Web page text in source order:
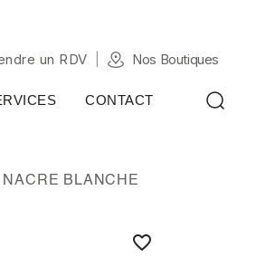
un RDV Nos Boutiques
CONTACT
BLANCHE
